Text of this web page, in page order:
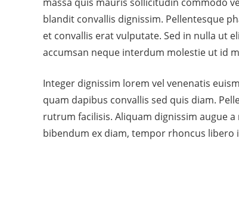
blandit convallis dignissim. Pellentesque
et convallis erat vulputate. Sed in nulla ut
accumsan neque interdum molestie ut id
Integer dignissim lorem vel venenatis
quam dapibus convallis sed quis diam.
rutrum facilisis. Aliquam dignissim augue
bibendum ex diam, tempor rhoncus libero